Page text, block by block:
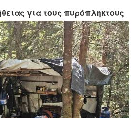
για τους πυρόπληκτους